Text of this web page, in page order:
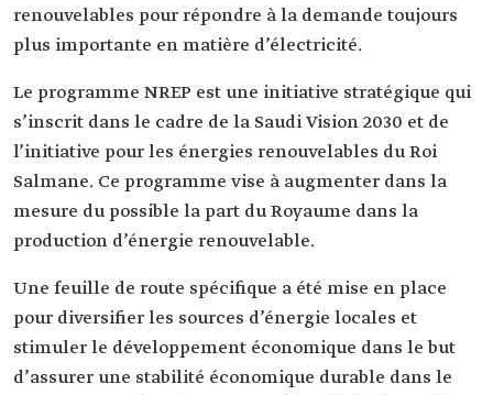
renouvelables pour répondre à la demande toujours
plus importante en matière d’électricité.
Le programme NREP est une initiative stratégique qui
s’inscrit dans le cadre de la Saudi Vision 2030 et de
l’initiative pour les énergies renouvelables du Roi
Salmane. Ce programme vise à augmenter dans la
mesure du possible la part du Royaume dans la
production d’énergie renouvelable.
Une feuille de route spécifique a été mise en place
pour diversifier les sources d’énergie locales et
stimuler le développement économique dans le but
d’assurer une stabilité économique durable dans le